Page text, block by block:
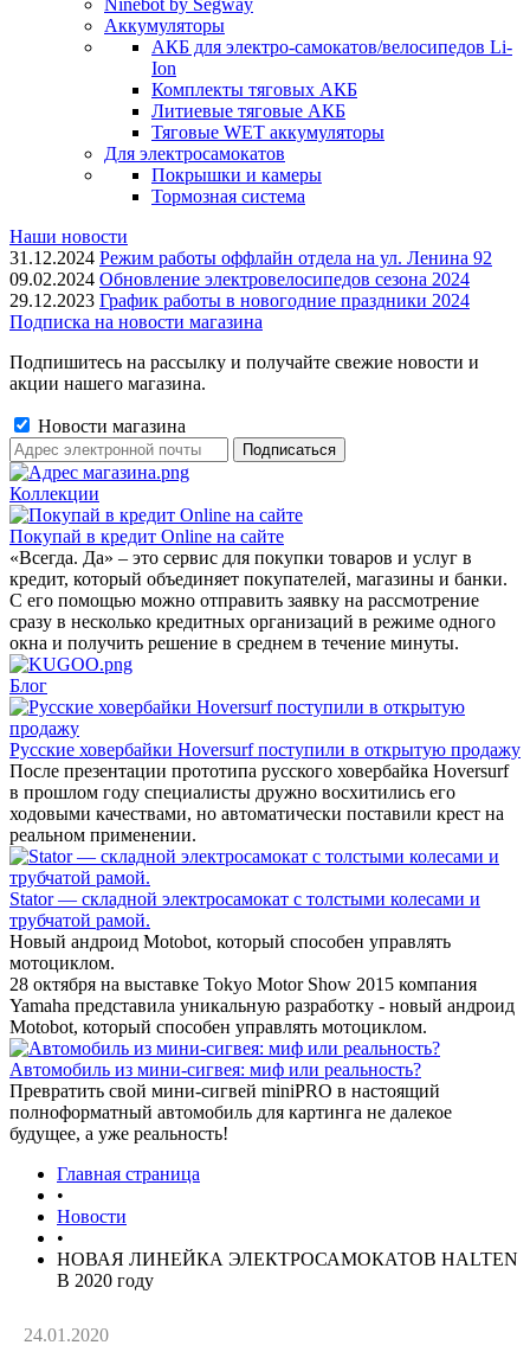
Ninebot by Segway
Аккумуляторы
АКБ для электро-самокатов/велосипедов Li-
Ion
Комплекты тяговых АКБ
Литиевые тяговые АКБ
Тяговые WET аккумуляторы
Для электросамокатов
Покрышки и камеры
Тормозная система
Наши новости
31.12.2024 Режим работы оффлайн отдела на ул. Ленина 92
09.02.2024 Обновление электровелосипедов сезона 2024
29.12.2023 График работы в новогодние праздники 2024
Подписка на новости магазина
Подпишитесь на рассылку и получайте свежие новости и
акции нашего магазина.
Новости магазина
Коллекции
Покупай в кредит Online на сайте
«Всегда. Да» – это сервис для покупки товаров и услуг в
кредит, который объединяет покупателей, магазины и банки.
С его помощью можно отправить заявку на рассмотрение
сразу в несколько кредитных организаций в режиме одного
окна и получить решение в среднем в течение минуты.
Блог
Русские ховербайки Hoversurf поступили в открытую продажу
После презентации прототипа русского ховербайка Hoversurf
в прошлом году специалисты дружно восхитились его
ходовыми качествами, но автоматически поставили крест на
реальном применении.
Stator — складной электросамокат с толстыми колесами и
трубчатой рамой.
Новый андроид Motobot, который способен управлять
мотоциклом.
28 октября на выставке Tokyo Motor Show 2015 компания
Yamaha представила уникальную разработку - новый андроид
Motobot, который способен управлять мотоциклом.
Автомобиль из мини-сигвея: миф или реальность?
Превратить свой мини-сигвей miniPRO в настоящий
полноформатный автомобиль для картинга не далекое
будущее, а уже реальность!
Главная страница
•
Новости
•
НОВАЯ ЛИНЕЙКА ЭЛЕКТРОСАМОКАТОВ HALTEN
В 2020 году
24.01.2020